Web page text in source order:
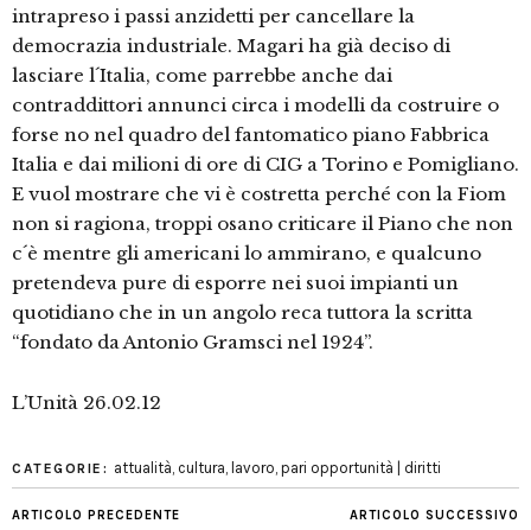
intrapreso i passi anzidetti per cancellare la
democrazia industriale. Magari ha già deciso di
lasciare l´Italia, come parrebbe anche dai
contraddittori annunci circa i modelli da costruire o
forse no nel quadro del fantomatico piano Fabbrica
Italia e dai milioni di ore di CIG a Torino e Pomigliano.
E vuol mostrare che vi è costretta perché con la Fiom
non si ragiona, troppi osano criticare il Piano che non
c´è mentre gli americani lo ammirano, e qualcuno
pretendeva pure di esporre nei suoi impianti un
quotidiano che in un angolo reca tuttora la scritta
“fondato da Antonio Gramsci nel 1924”.
L’Unità 26.02.12
CATEGORIE: attualità, cultura, lavoro, pari opportunità | diritti
ARTICOLO PRECEDENTE ARTICOLO SUCCESSIVO